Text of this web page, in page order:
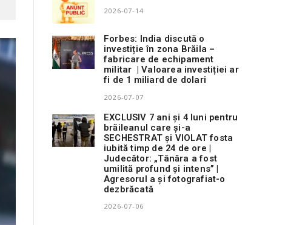
2026-07-14
Forbes: India discută o
investiție în zona Brăila –
fabricare de echipament
militar | Valoarea investiției ar
fi de 1 miliard de dolari
2026-07-07
EXCLUSIV 7 ani și 4 luni pentru
brăileanul care și-a
SECHESTRAT și VIOLAT fosta
iubită timp de 24 de ore |
Judecător: „Tânăra a fost
umilită profund și intens” |
Agresorul a și fotografiat-o
dezbrăcată
2026-07-06